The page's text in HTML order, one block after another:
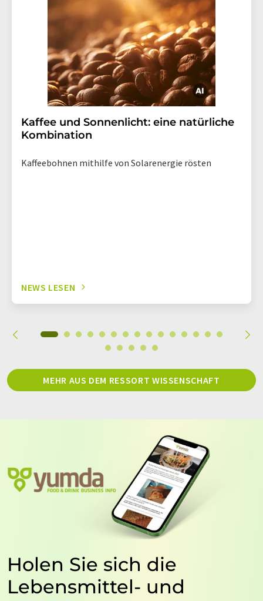
Kaffee und Sonnenlicht: eine natürliche
Kombination
Kaffeebohnen mithilfe von Solarenergie rösten
NEWS LESEN
MEHR AUS DEM RESSORT WISSENSCHAFT
Holen Sie sich die
Lebensmittel- und